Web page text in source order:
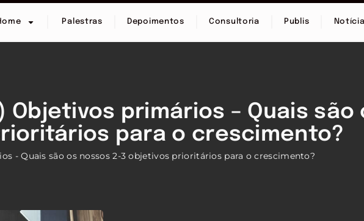
Palestras Depoimentos Consultoria Publis
Objetivos primários – Quais são
para o crescimento?
- Quais são os nossos 2-3 objetivos prioritários para o crescimento?